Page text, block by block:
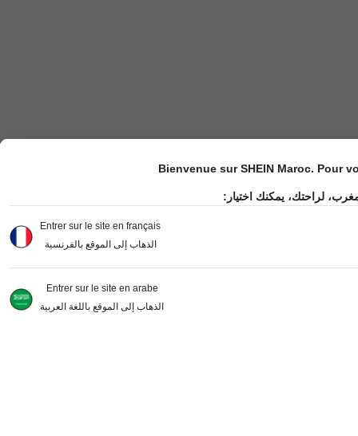
Bienvenue sur SHEIN Maroc. Pour
لراحتك، يمكنك اختيار:
Entrer sur le site en français
الذهاب إلى الموقع بالفرنسية
Entrer sur le site en arabe
الذهاب إلى الموقع باللغة العربية